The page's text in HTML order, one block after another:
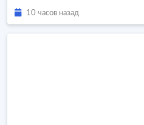
10 часов назад